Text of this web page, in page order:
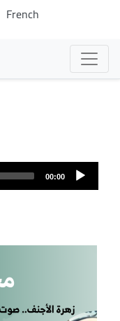
French
00:00